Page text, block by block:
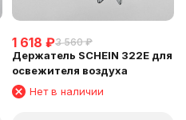
1 618 ₽3 560 ₽
Держатель SCHEIN 322Е для
освежителя воздуха
Нет в наличии